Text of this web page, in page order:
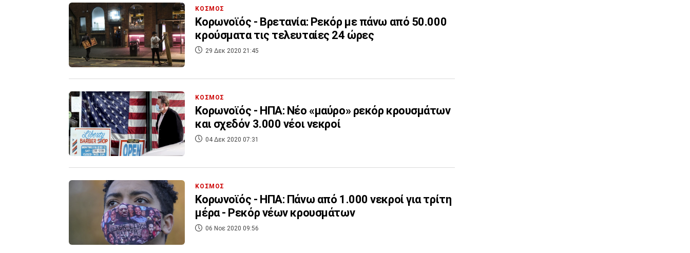
ΚΟΣΜΟΣ
Κορωνοϊός - Βρετανία: Ρεκόρ με πάνω από 50.000
κρούσματα τις τελευταίες 24 ώρες
29 Δεκ 2020 21:45
ΚΟΣΜΟΣ
Κορωνοϊός - ΗΠΑ: Νέο «μαύρο» ρεκόρ κρουσμάτων
και σχεδόν 3.000 νέοι νεκροί
04 Δεκ 2020 07:31
ΚΟΣΜΟΣ
Κορωνοϊός - ΗΠΑ: Πάνω από 1.000 νεκροί για τρίτη
μέρα - Ρεκόρ νέων κρουσμάτων
06 Νοε 2020 09:56